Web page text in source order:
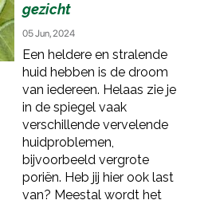
gezicht
05 Jun, 2024
Een heldere en stralende
huid hebben is de droom
van iedereen. Helaas zie je
in de spiegel vaak
verschillende vervelende
huidproblemen,
bijvoorbeeld vergrote
poriën. Heb jij hier ook last
van? Meestal wordt het